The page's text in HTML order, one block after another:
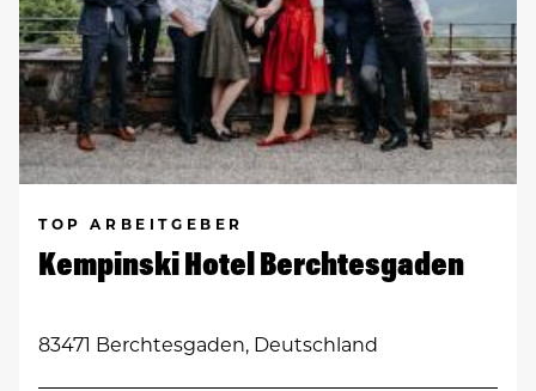
TOP ARBEITGEBER
Kempinski Hotel Berchtesgaden
83471 Berchtesgaden, Deutschland